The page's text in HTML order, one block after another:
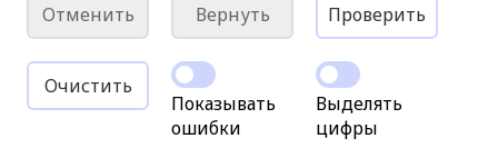
Отменить Вернуть Проверить
Очистить
Показывать
ошибки
Выделять
цифры